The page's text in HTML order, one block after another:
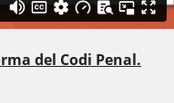
del Codi Penal.